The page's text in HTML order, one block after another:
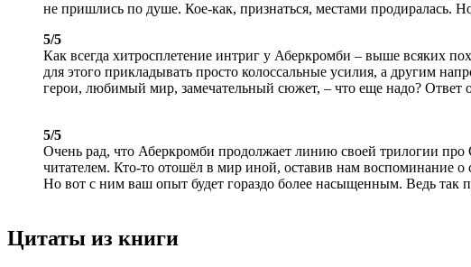
не пришлись по душе. Кое-как, признаться, местами продиралась.
5/5
Как всегда хитросплетение интриг у Аберкромби – выше всяких
для этого прикладывать просто колоссальные усилия, а другим
герои, любимый мир, замечательный сюжет, – что еще надо? Ответ
5/5
Очень рад, что Аберкромби продолжает линию своей трилогии про
читателем. Кто-то отошёл в мир иной, оставив нам воспоминание
Но вот с ним ваш опыт будет гораздо более насыщенным. Ведь так
Цитаты из книги